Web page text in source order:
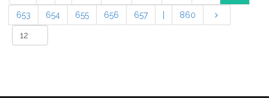
653 654 655 656 657 860